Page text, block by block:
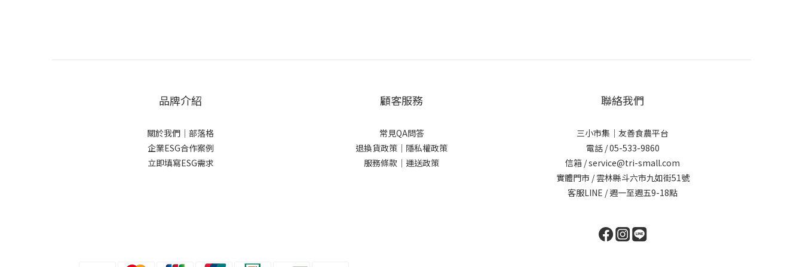
品牌介紹
關於我們 ｜ 部落格
企業ESG合作案例
立即填寫ESG需求
顧客服務
常見QA問答
退換貨政策｜ 隱私權政策
服務條款｜ 運送政策
聯絡我們
三小市集｜友善食農平台
電話 / 05-533-9860
信箱 / service@tri-small.com
實體門市 / 雲林縣斗六市九如街51號
客服LINE / 週一至週五9-18點